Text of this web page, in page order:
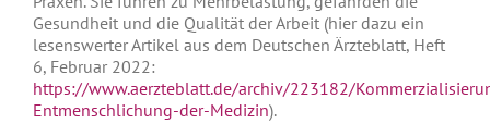
Gesundheit und die Qualität der Arbeit (hier dazu ein
lesenswerter Artikel aus dem Deutschen Ärzteblatt, Heft
6, Februar 2022:
https://www.aerzteblatt.de/archiv/223182/
Entmenschlichung-der-Medizin).